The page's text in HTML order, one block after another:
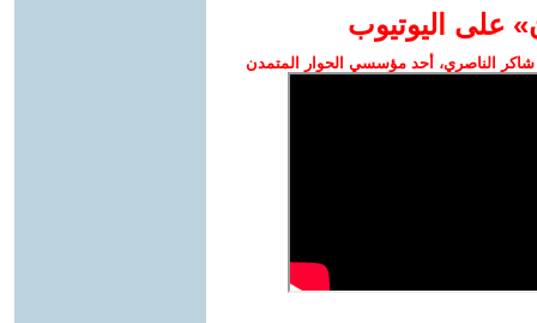
على اليوتيوب
الناصري، أحد مؤسسي الحوار المتمدن